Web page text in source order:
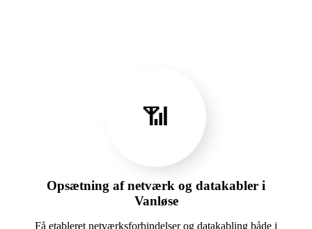
📶
Opsætning af netværk og datakabler i
Vanløse
Få etableret netværksforbindelser og datakabling både i